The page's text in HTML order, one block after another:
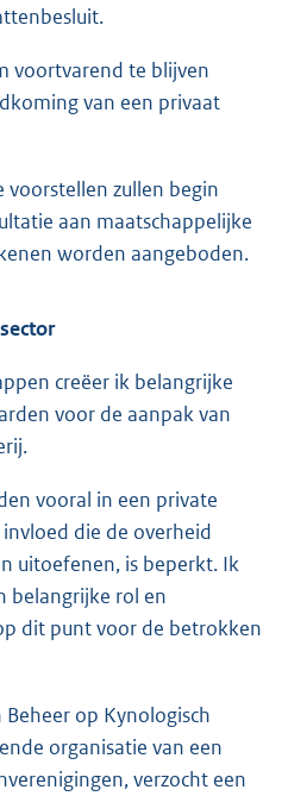
voortvarend te blijven
van een privaat
voorstellen zullen begin
aan maatschappelijke
worden aangeboden.
creëer ik belangrijke
voor de aanpak van
vooral in een private
die de overheid
uitoefenen, is beperkt. Ik
belangrijke rol en
dit punt voor de betrokken
op Kynologisch
organisatie van een
verzocht een